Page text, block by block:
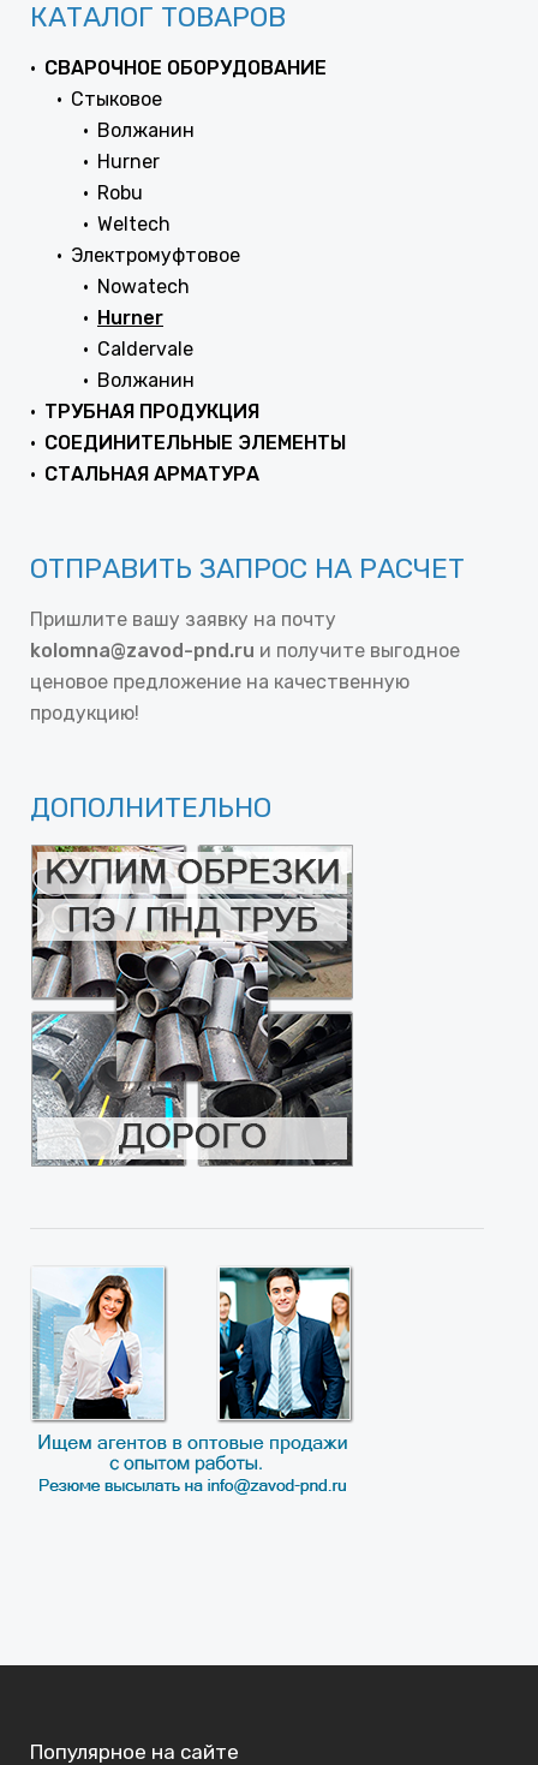
КАТАЛОГ ТОВАРОВ
СВАРОЧНОЕ ОБОРУДОВАНИЕ
Стыковое
Волжанин
Hurner
Robu
Weltech
Электромуфтовое
Nowatech
Hurner
Caldervale
Волжанин
ТРУБНАЯ ПРОДУКЦИЯ
СОЕДИНИТЕЛЬНЫЕ ЭЛЕМЕНТЫ
СТАЛЬНАЯ АРМАТУРА
ОТПРАВИТЬ ЗАПРОС НА РАСЧЕТ
Пришлите вашу заявку на почту
kolomna@zavod-pnd.ru и получите выгодное
ценовое предложение на качественную
продукцию!
ДОПОЛНИТЕЛЬНО
Популярное на сайте